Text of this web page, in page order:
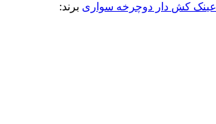
عینک کش دار دوچرخه سواری برند: